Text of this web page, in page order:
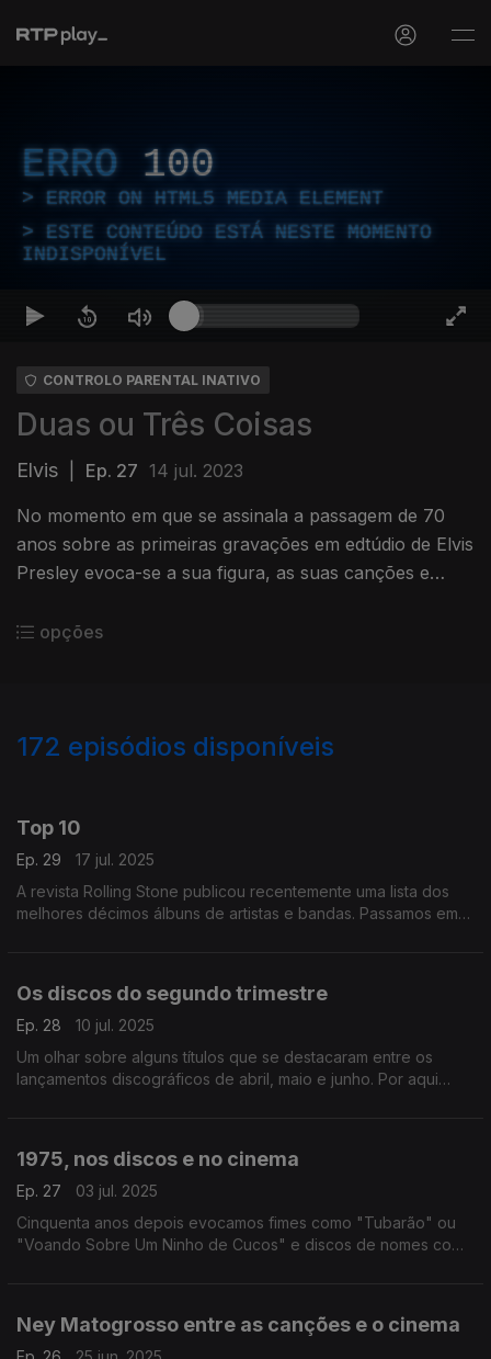
ERRO 100
ERROR ON HTML5 MEDIA ELEMENT
ESTE CONTEÚDO ESTÁ NESTE MOMENTO
INDISPONÍVEL
CONTROLO PARENTAL INATIVO
Duas ou Três Coisas
Elvis Ep. 27 14 jul. 2023
No momento em que se assinala a passagem de 70
anos sobre as primeiras gravações em edtúdio de Elvis
Presley evoca-se a sua figura, as suas canções e
sua carreira.
opções
172 episódios disponíveis
Top 10
Ep. 29
17 jul. 2025
A revista Rolling Stone publicou recentemente uma lista dos
melhores décimos álbuns de artistas e bandas. Passamos em
Os discos do segundo trimestre
Ep. 28
10 jul. 2025
Um olhar sobre alguns títulos que se destacaram entre os
lançamentos discográficos de abril, maio e junho. Por aqui
1975, nos discos e no cinema
Ep. 27
03 jul. 2025
Cinquenta anos depois evocamos fimes como "Tubarão" ou
"Voando Sobre Um Ninho de Cucos" e discos de nomes como
Ney Matogrosso entre as canções e o cinema